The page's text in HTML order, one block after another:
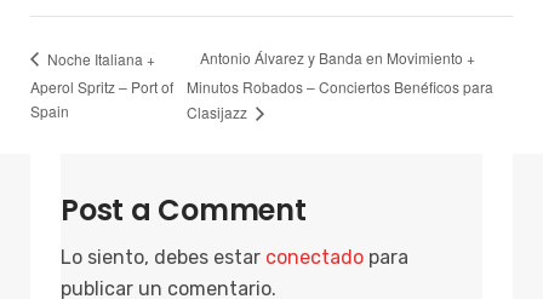
Noche Italiana +
Aperol Spritz – Port of
Spain
Antonio Álvarez y Banda en Movimiento +
Minutos Robados – Conciertos Benéficos para
Clasijazz
Post a Comment
Lo siento, debes estar conectado para
publicar un comentario.